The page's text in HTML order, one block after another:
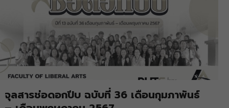
จุลสารช่อดอกปีบ ฉบับที่ 36 เดือนกุมภาพันธ์